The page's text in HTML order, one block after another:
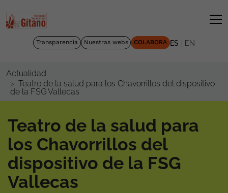
Transparencia Nuestras webs COLABORA ES EN
Actualidad
Teatro de la salud para los Chavorrillos del dispositivo
de la FSG Vallecas
Teatro de la salud para
los Chavorrillos del
dispositivo de la FSG
Vallecas